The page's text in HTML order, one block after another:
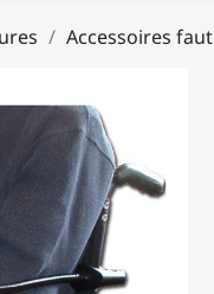
Accessoires